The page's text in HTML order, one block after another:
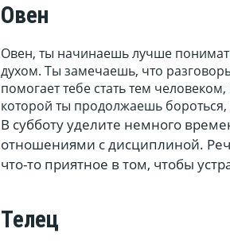
Овен
Овен, ты начинаешь лучше
духом. Ты замечаешь, что
помогает тебе стать тем
которой ты продолжаешь
В субботу уделите немного
отношениями с дисциплиной.
что-то приятное в том, чтобы
Телец